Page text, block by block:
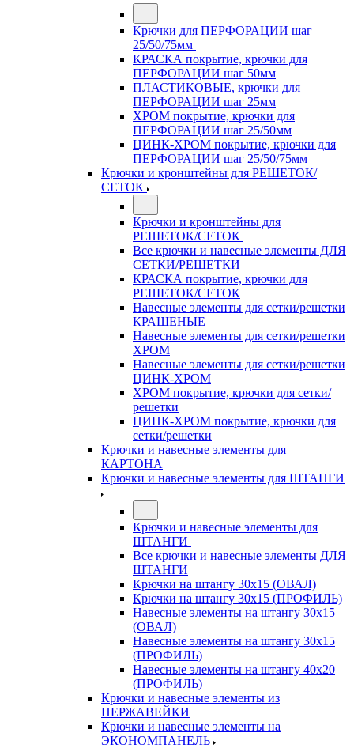
Крючки для ПЕРФОРАЦИИ шаг
25/50/75мм
КРАСКА покрытие, крючки для
ПЕРФОРАЦИИ шаг 50мм
ПЛАСТИКОВЫЕ, крючки для
ПЕРФОРАЦИИ шаг 25мм
ХРОМ покрытие, крючки для
ПЕРФОРАЦИИ шаг 25/50мм
ЦИНК-ХРОМ покрытие, крючки для
ПЕРФОРАЦИИ шаг 25/50/75мм
Крючки и кронштейны для РЕШЕТОК/
СЕТОК
Крючки и кронштейны для
РЕШЕТОК/СЕТОК
Все крючки и навесные элементы ДЛЯ
СЕТКИ/РЕШЕТКИ
КРАСКА покрытие, крючки для
РЕШЕТОК/СЕТОК
Навесные элементы для сетки/решетки
КРАШЕНЫЕ
Навесные элементы для сетки/решетки
ХРОМ
Навесные элементы для сетки/решетки
ЦИНК-ХРОМ
ХРОМ покрытие, крючки для сетки/
решетки
ЦИНК-ХРОМ покрытие, крючки для
сетки/решетки
Крючки и навесные элементы для
КАРТОНА
Крючки и навесные элементы для ШТАНГИ
Крючки и навесные элементы для
ШТАНГИ
Все крючки и навесные элементы ДЛЯ
ШТАНГИ
Крючки на штангу 30х15 (ОВАЛ)
Крючки на штангу 30х15 (ПРОФИЛЬ)
Навесные элементы на штангу 30х15
(ОВАЛ)
Навесные элементы на штангу 30х15
(ПРОФИЛЬ)
Навесные элементы на штангу 40х20
(ПРОФИЛЬ)
Крючки и навесные элементы из
НЕРЖАВЕЙКИ
Крючки и навесные элементы на
ЭКОНОМПАНЕЛЬ